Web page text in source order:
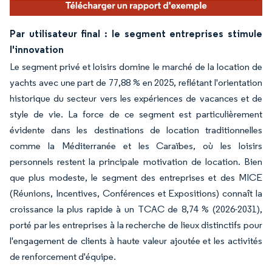
Par utilisateur final : le segment entreprises stimule
l'innovation
Le segment privé et loisirs domine le marché de la location de
yachts avec une part de 77,88 % en 2025, reflétant l'orientation
historique du secteur vers les expériences de vacances et de
style de vie. La force de ce segment est particulièrement
évidente dans les destinations de location traditionnelles
comme la Méditerranée et les Caraïbes, où les loisirs
personnels restent la principale motivation de location. Bien
que plus modeste, le segment des entreprises et des MICE
(Réunions, Incentives, Conférences et Expositions) connaît la
croissance la plus rapide à un TCAC de 8,74 % (2026-2031),
porté par les entreprises à la recherche de lieux distinctifs pour
l'engagement de clients à haute valeur ajoutée et les activités
de renforcement d'équipe.